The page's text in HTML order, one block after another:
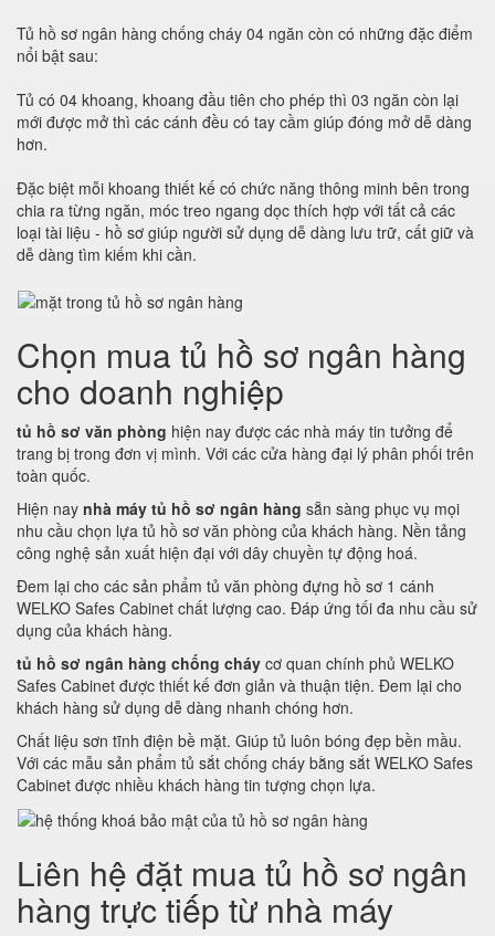
Tủ hồ sơ ngân hàng chống cháy 04 ngăn còn có những đặc điểm
nổi bật sau:
Tủ có 04 khoang, khoang đầu tiên cho phép thì 03 ngăn còn lại
mới được mở thì các cánh đều có tay cầm giúp đóng mở dễ dàng
hơn.
Đặc biệt mỗi khoang thiết kế có chức năng thông minh bên trong
chia ra từng ngăn, móc treo ngang dọc thích hợp với tất cả các
loại tài liệu - hồ sơ giúp người sử dụng dễ dàng lưu trữ, cất giữ và
dễ dàng tìm kiếm khi cần.
Chọn mua tủ hồ sơ ngân hàng
cho doanh nghiệp
tủ hồ sơ văn phòng hiện nay được các nhà máy tin tưởng để
trang bị trong đơn vị mình. Với các cửa hàng đại lý phân phối trên
toàn quốc.
Hiện nay nhà máy tủ hồ sơ ngân hàng sẵn sàng phục vụ mọi
nhu cầu chọn lựa tủ hồ sơ văn phòng của khách hàng. Nền tảng
công nghệ sản xuất hiện đại với dây chuyền tự động hoá.
Đem lại cho các sản phẩm tủ văn phòng đựng hồ sơ 1 cánh
WELKO Safes Cabinet chất lượng cao. Đáp ứng tối đa nhu cầu sử
dụng của khách hàng.
tủ hồ sơ ngân hàng chống cháy cơ quan chính phủ WELKO
Safes Cabinet được thiết kế đơn giản và thuận tiện. Đem lại cho
khách hàng sử dụng dễ dàng nhanh chóng hơn.
Chất liệu sơn tĩnh điện bề mặt. Giúp tủ luôn bóng đẹp bền mầu.
Với các mẫu sản phẩm tủ sắt chống cháy bằng sắt WELKO Safes
Cabinet được nhiều khách hàng tin tượng chọn lựa.
Liên hệ đặt mua tủ hồ sơ ngân
hàng trực tiếp từ nhà máy